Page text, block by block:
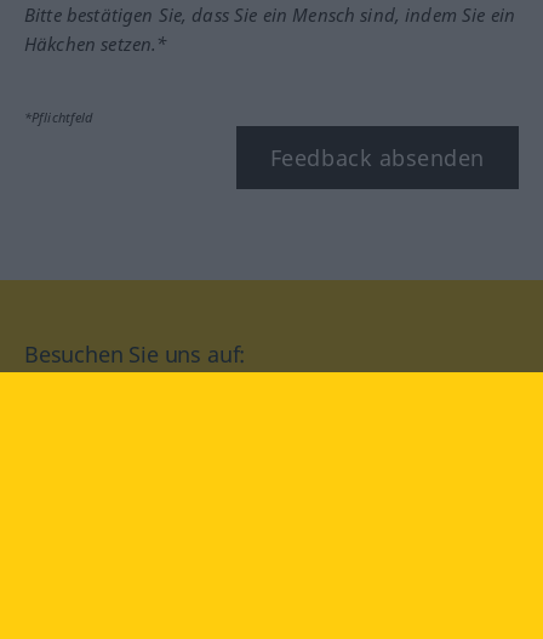
Bitte bestätigen Sie, dass Sie ein Mensch sind, indem Sie ein
Häkchen setzen.*
*Pflichtfeld
Feedback absenden
Besuchen Sie uns auf: